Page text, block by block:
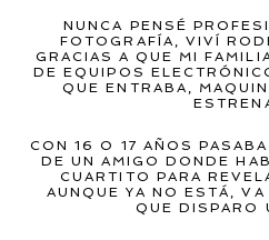
NUNCA PENSÉ
FOTOGRAFÍA, VIVÍ
GRACIAS A QUE MI
DE EQUIPOS
QUE ENTRABA,
CON 16 O 17 AÑOS
DE UN AMIGO DONDE
CUARTITO PARA
AUNQUE YA NO ESTÁ,
QUE DISPARO